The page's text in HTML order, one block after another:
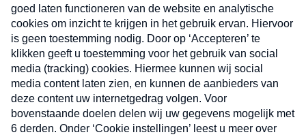
Verzend